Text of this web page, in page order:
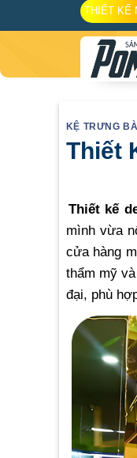
to
THIẾT KẾ
KỆ TRƯNG
Thiết
Thiết kế
mình vừa
cửa hàng
thẩm mỹ
đại, phù